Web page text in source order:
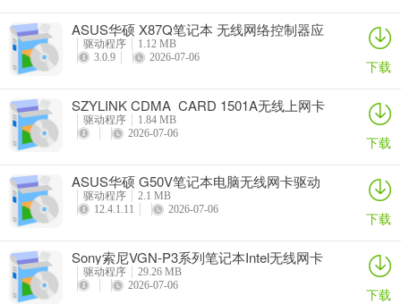
ASUS华硕 X87Q笔记本 无线网络控制器应
用程序
驱动程序
1.12 MB
3.0.9
2026-07-06 下载
SZYLINK CDMA_CARD 1501A无线上网卡
驱动程序
1.84 MB
2026-07-06
下载
ASUS华硕 G50V笔记本电脑无线网卡驱动
驱动程序
2.1 MB
12.4.1.11
2026-07-06 下载
Sony索尼VGN-P3系列笔记本Intel无线网卡
驱动
驱动程序
29.26 MB
2026-07-06
下载